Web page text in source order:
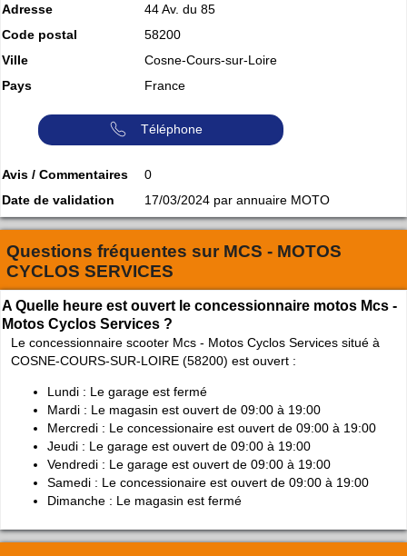
Adresse
44 Av. du 85
Code postal
58200
Ville
Cosne-Cours-sur-Loire
Pays
France
Téléphone
Avis / Commentaires
0
Date de validation
17/03/2024 par annuaire MOTO
Questions fréquentes sur MCS - MOTOS
CYCLOS SERVICES
A Quelle heure est ouvert le concessionnaire motos Mcs -
Motos Cyclos Services ?
Le concessionnaire scooter Mcs - Motos Cyclos Services situé à
COSNE-COURS-SUR-LOIRE (58200) est ouvert :
Lundi : Le garage est fermé
Mardi : Le magasin est ouvert de 09:00 à 19:00
Mercredi : Le concessionaire est ouvert de 09:00 à 19:00
Jeudi : Le garage est ouvert de 09:00 à 19:00
Vendredi : Le garage est ouvert de 09:00 à 19:00
Samedi : Le concessionaire est ouvert de 09:00 à 19:00
Dimanche : Le magasin est fermé